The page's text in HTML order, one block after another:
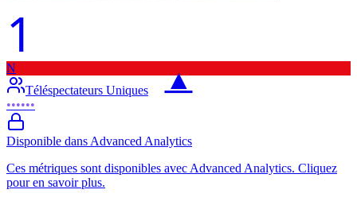
1
▲
N
Téléspectateurs Uniques
••••••
Disponible dans Advanced Analytics
Ces métriques sont disponibles avec Advanced Analytics. Cliquez
pour en savoir plus.